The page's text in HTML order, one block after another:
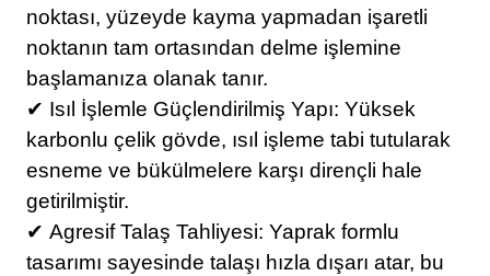
noktası, yüzeyde kayma yapmadan işaretli
noktanın tam ortasından delme işlemine
başlamanıza olanak tanır.
✔ Isıl İşlemle Güçlendirilmiş Yapı: Yüksek
karbonlu çelik gövde, ısıl işleme tabi tutularak
esneme ve bükülmelere karşı dirençli hale
getirilmiştir.
✔ Agresif Talaş Tahliyesi: Yaprak formlu
tasarımı sayesinde talaşı hızla dışarı atar, bu